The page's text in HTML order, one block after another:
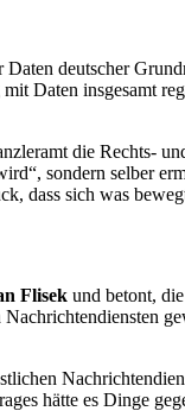
deutscher
Daten insgesamt
die Rechts-
sondern selber
dass sich was
Flisek und betont,
hätte es Dinge